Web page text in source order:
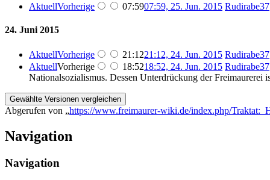
AktuellVorherige 07:5907:59, 25. Jun. 2015 Rudirabe37
24. Juni 2015
AktuellVorherige 21:1221:12, 24. Jun. 2015 Rudirabe37
AktuellVorherige 18:5218:52, 24. Jun. 2015 Rudirabe37
Nationalsozialismus. Dessen Unterdrückung der
Abgerufen von „https://www.freimaurer-wiki.de/index.php/
Navigation
Navigation